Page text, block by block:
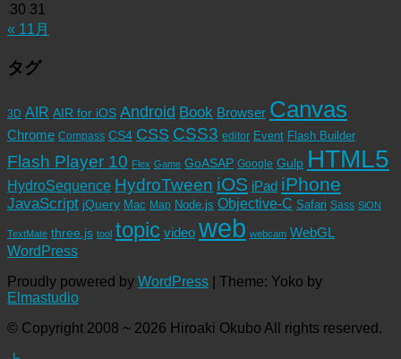
30 31
« 11月
タグ
3D AIR AIR for iOS Android Book Browser Canvas
Chrome Compass CS4 CSS CSS3 editor Event Flash Builder
Flash Player 10 Flex Game GoASAP Google Gulp HTML5
HydroSequence HydroTween iOS iPad iPhone
JavaScript jQuery Mac Map Node.js Objective-C Safari Sass SiON
TextMate three.js tool topic video web webcam WebGL
WordPress
Proudly powered by WordPress
Theme: Yoko by
Elmastudio
© Copyright 2008 ~ 2026 Hiroaki Okubo All rights reserved.